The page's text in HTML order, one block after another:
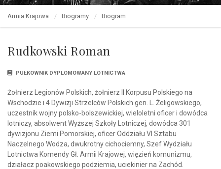
Armia Krajowa Biogramy Biogram
Rudkowski Roman
PUŁKOWNIK DYPLOMOWANY LOTNICTWA
Żołnierz Legionów Polskich, żołnierz II Korpusu Polskiego na
Wschodzie i 4 Dywizji Strzelców Polskich gen. L. Żeligowskiego,
uczestnik wojny polsko-bolszewickiej, wieloletni oficer i dowódca
lotniczy, absolwent Wyższej Szkoły Lotniczej, dowódca 301
dywizjonu Ziemi Pomorskiej, oficer Oddziału VI Sztabu
Naczelnego Wodza, dwukrotny cichociemny, Szef Wydziału
Lotnictwa Komendy Gł. Armii Krajowej, więzień komunizmu,
działacz poakowskiego podziemia, uciekinier na Zachód.